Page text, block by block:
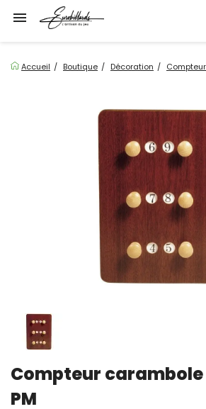

Accueil Boutique Décoration
Compteur
PM